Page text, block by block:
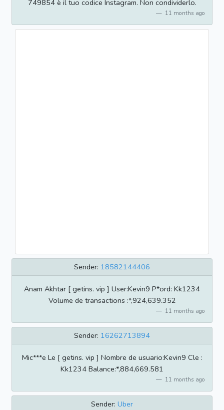
749854 è il tuo codice Instagram. Non condividerlo.
11 months ago
Sender: 18582144406
Anam Akhtar [ getins. vip ] User:Kevin9 P*ord: Kk1234
Volume de transactions :*,924,639.352
11 months ago
Sender: 16262713894
Mic***e Le [ getins. vip ] Nombre de usuario:Kevin9 Cle :
Kk1234 Balance:*,884,669.581
11 months ago
Sender: Uber